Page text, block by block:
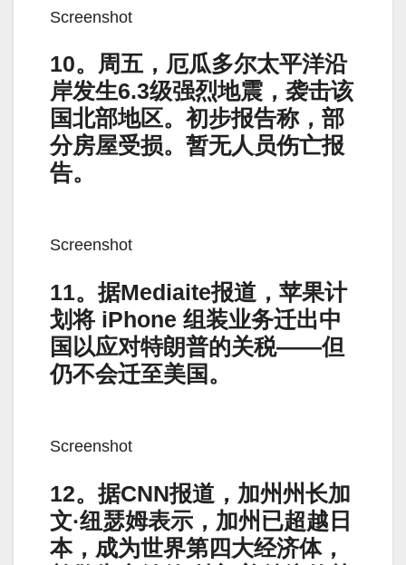
Screenshot
10。周五，厄瓜多尔太平洋沿
岸发生6.3级强烈地震，袭击该
国北部地区。初步报告称，部
分房屋受损。暂无人员伤亡报
告。
Screenshot
11。据Mediaite报道，苹果计
划将 iPhone 组装业务迁出中
国以应对特朗普的关税——但
仍不会迁至美国。
Screenshot
12。据CNN报道，加州州长加
文·纽瑟姆表示，加州已超越日
本，成为世界第四大经济体，